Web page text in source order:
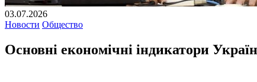
03.07.2026
Новости Общество
Основні економічні індикатори